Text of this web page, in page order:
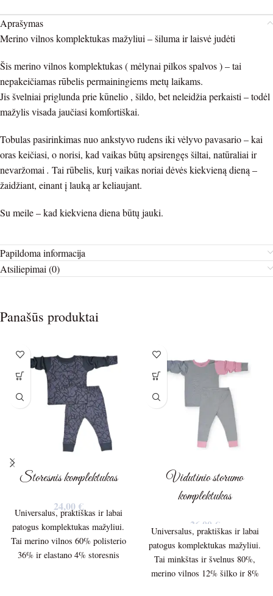
Aprašymas
Merino vilnos komplektukas mažyliui – šiluma ir laisvė judėti
Šis merino vilnos komplektukas ( mėlynai pilkos spalvos ) – tai
nepakeičiamas rūbelis permainingiems metų laikams.
Jis švelniai priglunda prie kūnelio , šildo, bet neleidžia perkaisti – todėl
mažylis visada jaučiasi komfortiškai.
Tobulas pasirinkimas nuo ankstyvo rudens iki vėlyvo pavasario – kai
oras keičiasi, o norisi, kad vaikas būtų apsirengęs šiltai, natūraliai ir
nevaržomai . Tai rūbelis, kurį vaikas noriai dėvės kiekvieną dieną –
žaidžiant, einant į lauką ar keliaujant.
Su meile – kad kiekviena diena būtų jauki.
Papildoma informacija
Atsiliepimai (0)
Panašūs produktai
Storesnis komplektukas
24,00 €
Universalus, praktiškas ir labai
patogus komplektukas mažyliui.
Tai merino vilnos 60% polisterio
36% ir elastano 4% storesnis
Vidutinio storumo
komplektukas
26,00 €
Universalus, praktiškas ir labai
patogus komplektukas mažyliui.
Tai minkštas ir švelnus 80%,
merino vilnos 12% šilko ir 8%